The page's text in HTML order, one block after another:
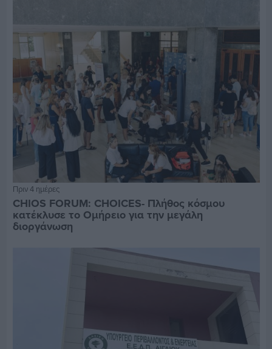
Πριν 4 ημέρες
CHIOS FORUM: CHOICES- Πλήθος κόσμου
κατέκλυσε το Ομήρειο για την μεγάλη
διοργάνωση